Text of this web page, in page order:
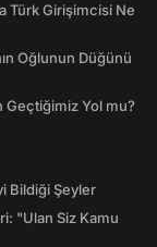
Türk Girişimcisi Ne
Oğlunun Düğünü
Geçtiğimiz Yol mu?
Bildiği Şeyler
"Ulan Siz Kamu